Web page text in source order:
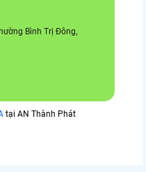
Bình Trị Đông,
tại AN Thành Phát